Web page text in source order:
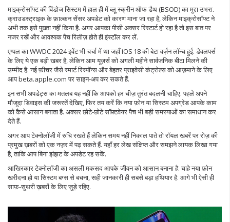
माइक्रोसॉफ्ट की विंडोज सिस्टम में हाल ही में ब्लू स्क्रीन ऑफ डैथ (BSOD) का मुद्दा उभरा.
क्राउडस्ट्राइक के फ़ाल्कन सेंसर अपडेट को कारण माना जा रहा है, लेकिन माइक्रोसॉफ्ट ने
अभी तक इसे पुख़्ता नहीं किया है. अगर आपका पीसी अक्सर रिस्टार्ट हो रहा है तो इस बात पर
नजर रखें और आवश्यक पैच रिलीज़ होते ही इंस्टॉल कर लें.
एप्पल का WWDC 2024 इवेंट भी चर्चा में था जहाँ iOS 18 की बेटा वर्ज़न लॉन्च हुई. डेवलपर्स
के लिए ये एक बड़ी खबर है, लेकिन आम यूज़र्स को अगली महीने सार्वजनिक बीटा मिलने की
उम्मीद है. नई फ़ीचर जैसे स्मार्ट रिस्पॉन्स और बेहतर प्राइवेसी कंट्रोल्स को आज़माने के लिए
आप beta.apple.com पर साइन‑अप कर सकते हैं.
इन सभी अपडेट्स का मतलब यह नहीं कि आपको हर चीज़ तुरंत बदलनी चाहिए. पहले अपने
मौजूदा डिवाइस की जरूरतें देखिए, फिर तय करें कि नया फ़ोन या सिस्टम अपग्रेड आपके काम
को कैसे आसान बनाता है. अक्सर छोटे-छोटे सॉफ़्टवेयर पैच भी बड़ी समस्याओं का समाधान कर
देते हैं.
अगर आप टेक्नोलॉजी में रुचि रखते हैं लेकिन समय नहीं निकाल पाते तो रॉयल खबरें पर रोज़ की
प्रमुख ख़बरों को एक नज़र में पढ़ सकते हैं. यहाँ हर लेख संक्षिप्त और समझने लायक लिखा गया
है, ताकि आप बिना झंझट के अपडेट रह सकें.
आखिरकार टेक्नोलॉजी का असली मकसद आपके जीवन को आसान बनाना है. चाहे नया फ़ोन
खरीदना हो या सिस्टम बग्स से बचना, सही जानकारी ही सबसे बड़ा हथियार है. आगे भी ऐसी ही
साफ़-सुथरी ख़बरों के लिए जुड़े रहिए.